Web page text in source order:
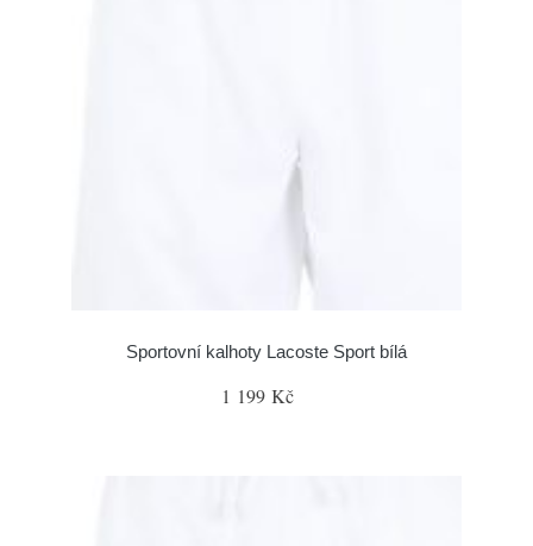
Sportovní kalhoty Lacoste Sport bílá
1 199 Kč